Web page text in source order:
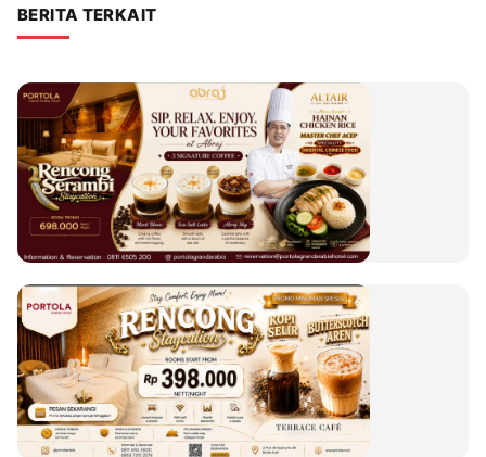
BERITA TERKAIT